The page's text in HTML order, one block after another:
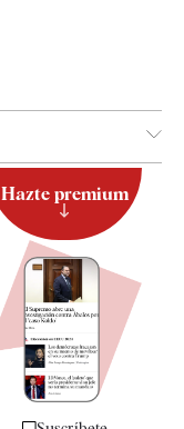
Hazte premium